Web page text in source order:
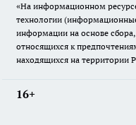
«На информационном
технологии
информации на основе
относящихся к
находящихся на территории
16+